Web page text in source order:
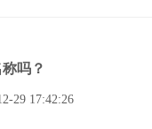
吗？
29 17:42:26